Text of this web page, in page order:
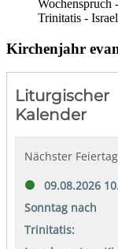
Wochenspruch
Trinitatis -
Kirchenjahr